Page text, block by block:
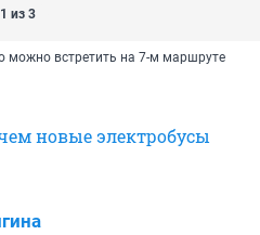
1 из 3
можно встретить на 7-м маршруте
новые электробусы